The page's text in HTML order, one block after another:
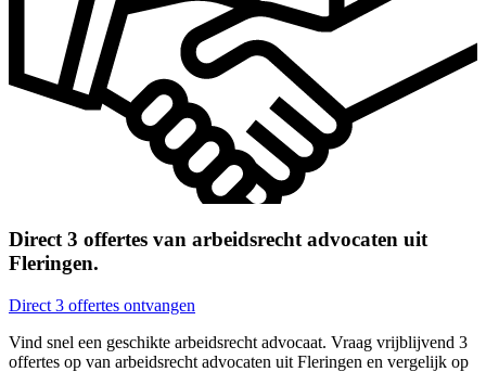
Direct 3 offertes van arbeidsrecht advocaten uit
Fleringen.
Direct 3 offertes ontvangen
Vind snel een geschikte arbeidsrecht advocaat. Vraag vrijblijvend 3
offertes op van arbeidsrecht advocaten uit Fleringen en vergelijk op